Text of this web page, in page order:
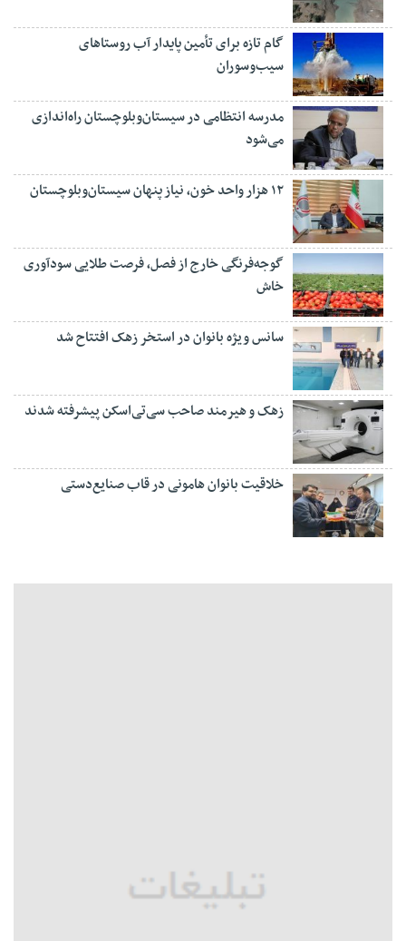
گام تازه برای تأمین پایدار آب روستاهای
سیب‌وسوران
مدرسه انتظامی در سیستان‌وبلوچستان راه‌اندازی
می‌شود
۱۲ هزار واحد خون، نیاز پنهان سیستان‌وبلوچستان
گوجه‌فرنگی خارج از فصل، فرصت طلایی سودآوری
خاش
سانس ویژه بانوان در استخر زهک افتتاح شد
زهک و هیرمند صاحب سی‌تی‌اسکن پیشرفته شدند
خلاقیت بانوان هامونی در قاب صنایع‌دستی